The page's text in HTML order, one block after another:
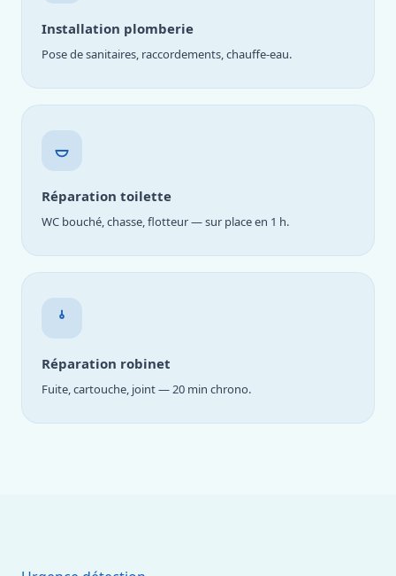
Installation plomberie
Pose de sanitaires, raccordements, chauffe-eau.
Réparation toilette
WC bouché, chasse, flotteur — sur place en 1 h.
Réparation robinet
Fuite, cartouche, joint — 20 min chrono.